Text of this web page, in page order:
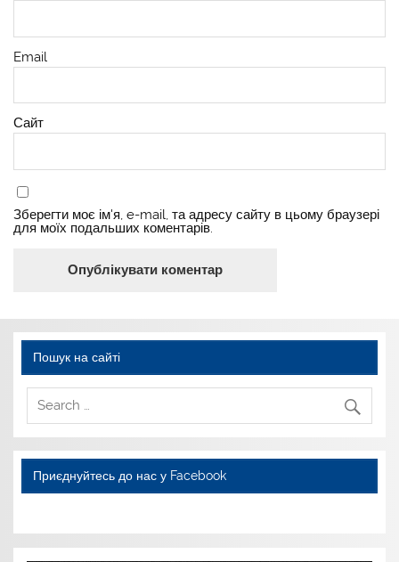
Email
Сайт
Зберегти моє ім'я, e-mail, та адресу сайту в цьому браузері
для моїх подальших коментарів.
Пошук на сайті
Приєднуйтесь до нас у Facebook